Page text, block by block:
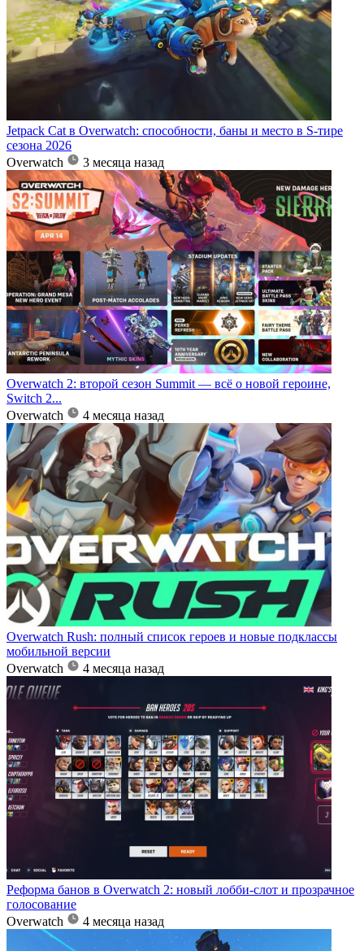
Jetpack Cat в Overwatch: способности, баны и место в S-тире
сезона 2026
Overwatch
3 месяца назад
Overwatch 2: второй сезон Summit — всё о новой героине,
Switch 2...
Overwatch
4 месяца назад
Overwatch Rush: полный список героев и новые подклассы
мобильной версии
Overwatch
4 месяца назад
Реформа банов в Overwatch 2: новый лобби-слот и прозрачное
голосование
Overwatch
4 месяца назад